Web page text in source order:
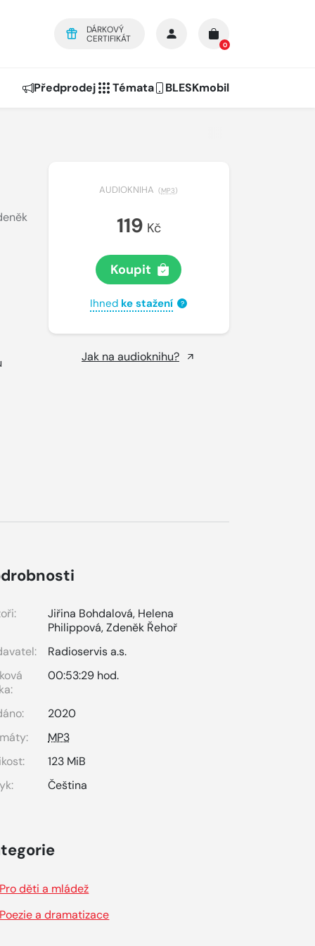
DÁRKOVÝ
CERTIFIKÁT
0
Předprodej Témata BLESKmobil
AUDIOKNIHA (MP3)
119 Kč
Koupit
Ihned ke stažení ?
Jak na audioknihu?
Jiřina Bohdalová, Helena
Philippová,Zdeněk Řehoř
Radioservis a.s.
00:53:29 hod.
2020
MP3
123 MiB
Čeština
Pro děti a mládež
Poezie a dramatizace